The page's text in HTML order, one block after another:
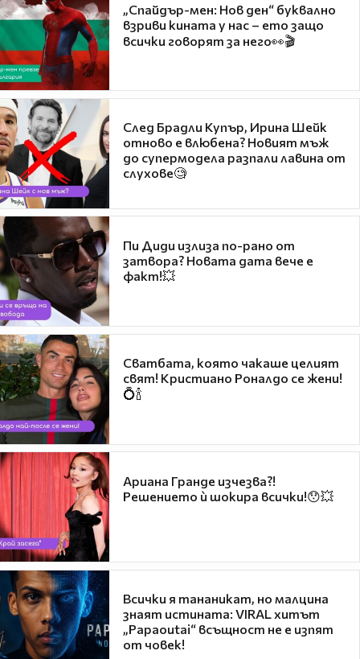
„Спайдър-мен: Нов ден“ буквално
взриви кината у нас – ето защо
всички говорят за него👀🎬
След Брадли Купър, Ирина Шейк
отново е влюбена? Новият мъж
до супермодела разпали лавина от
слухове🧐
Пи Диди излиза по-рано от
затвора? Новата дата вече е
факт!💥
Сватбата, която чакаше целият
свят! Кристиано Роналдо се жени!
💍🍾
Ариана Гранде изчезва?!
Решението ѝ шокира всички!😯💥
Всички я тананикат, но малцина
знаят истината: VIRAL хитът
„Papaoutai“ всъщност не е изпят
от човек!